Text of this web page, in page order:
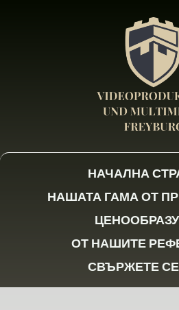
НАЧАЛНА
НАШАТА ГАМА ОТ
ОТ НАШИТЕ
СВЪРЖЕТЕ